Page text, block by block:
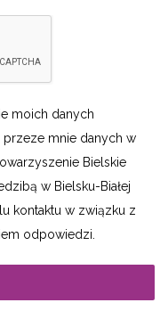
moich danych
mnie danych w
Bielskie
w Bielsku-Białej
kontaktu w związku z
odpowiedzi.